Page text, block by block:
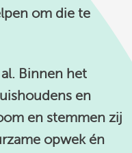
om die te
Binnen het
en
en stemmen zij
opwek én